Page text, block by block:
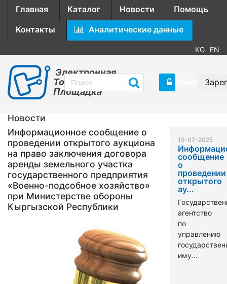
Главная Каталог Новости
Помощь
Контакты
Аналитические данные
KG EN
Электронная
Торговая
Площадка
Новости
Информационное сообщение о
проведении открытого аукциона
на право заключения договора
аренды земельного участка
государственного предприятия
«Военно-подсобное хозяйство»
при Министерстве обороны
Кыргызской Республики
15-07-2025
сообщение
о
проведении
открытого
ау...
агентство
по
управлению
иму...